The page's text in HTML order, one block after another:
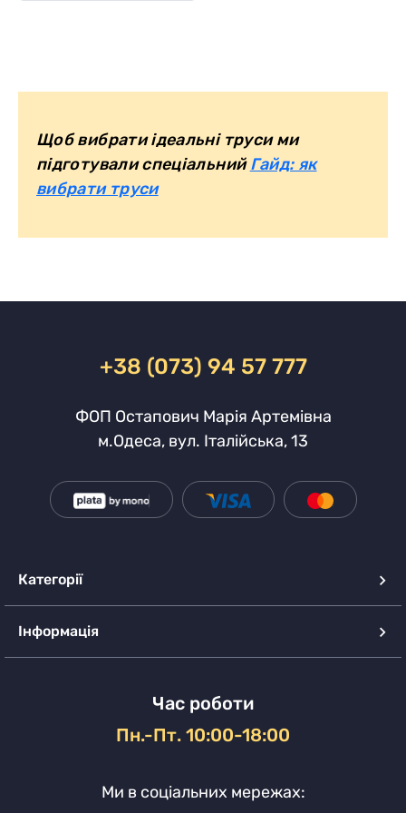
Щоб вибрати ідеальні труси ми
підготували спеціальнийГайд: як
вибрати труси
+38 (073) 94 57 777
ФОП Остапович Марія Артемівна
м.Одеса, вул. Італійська, 13
Категорії
Інформація
Час роботи
Пн.-Пт. 10:00-18:00
Ми в соціальних мережах: